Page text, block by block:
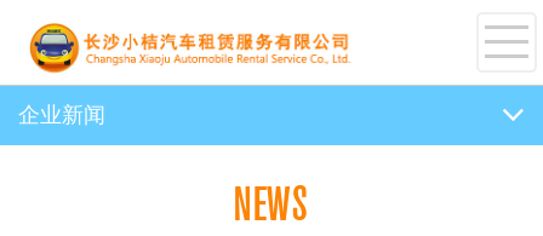
企业新闻
NEWS